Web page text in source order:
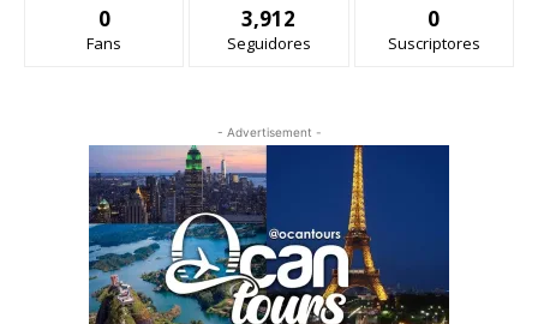
0
Fans
3,912
Seguidores
0
Suscriptores
- Advertisement -